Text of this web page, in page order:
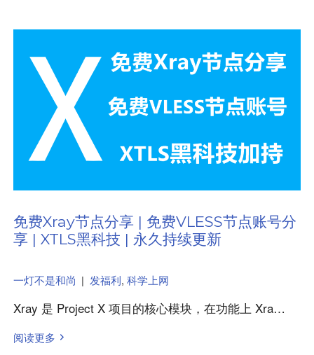
免费Xray节点分享 | 免费VLESS节点账号分
享 | XTLS黑科技 | 永久持续更新
一灯不是和尚 | 发福利, 科学上网
Xray 是 Project X 项目的核心模块，在功能上 Xra…
阅读更多